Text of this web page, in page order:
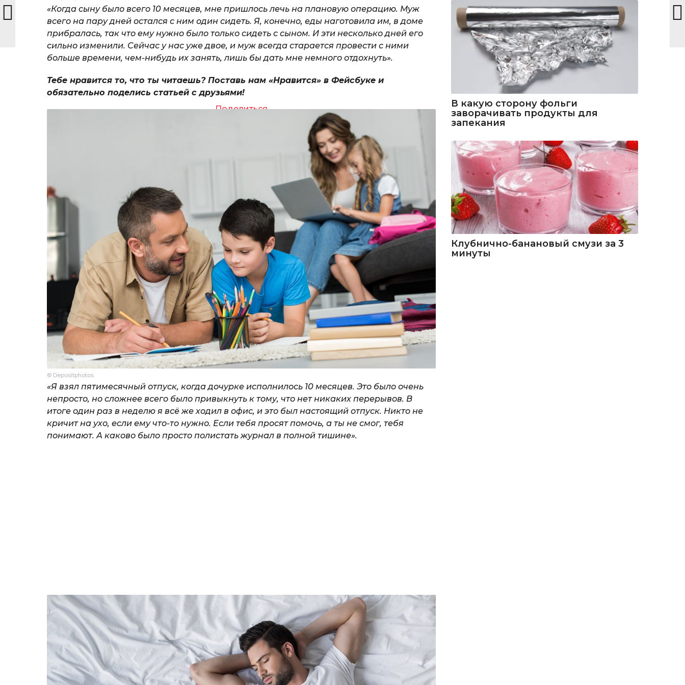
«Когда сыну было всего 10 месяцев, мне пришлось лечь на плановую операцию. Муж
всего на пару дней остался с ним один сидеть. Я, конечно, еды наготовила им, в доме
прибралась, так что ему нужно было только сидеть с сыном. И эти несколько дней его
сильно изменили. Сейчас у нас уже двое, и муж всегда старается провести с ними
больше времени, чем-нибудь их занять, лишь бы дать мне немного отдохнуть».
Тебе нравится то, что ты читаешь? Поставь нам «Нравится» в Фейсбуке и
обязательно поделись статьей с друзьями!
Поделиться
© Depositphotos
«Я взял пятимесячный отпуск, когда дочурке исполнилось 10 месяцев. Это было очень
непросто, но сложнее всего было привыкнуть к тому, что нет никаких перерывов. В
итоге один раз в неделю я всё же ходил в офис, и это был настоящий отпуск. Никто не
кричит на ухо, если ему что-то нужно. Если тебя просят помочь, а ты не смог, тебя
понимают. А каково было просто полистать журнал в полной тишине».
В какую сторону фольги
заворачивать продукты для
запекания
Клубнично-банановый смузи за 3
минуты